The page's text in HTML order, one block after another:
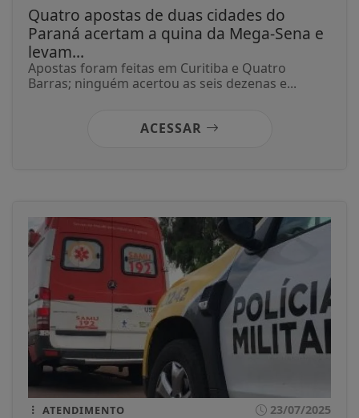
Quatro apostas de duas cidades do
Paraná acertam a quina da Mega-Sena e
levam...
Apostas foram feitas em Curitiba e Quatro
Barras; ninguém acertou as seis dezenas e...
ACESSAR
ATENDIMENTO 23/07/2025